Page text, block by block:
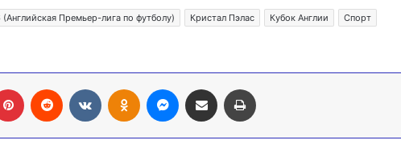
Премьер-лига по футболу) Кристал Пэлас Кубок Англии
Спорт
Pinterest Reddit ВконтактеОдноклассники
MessengerПоделиться через электронную почту